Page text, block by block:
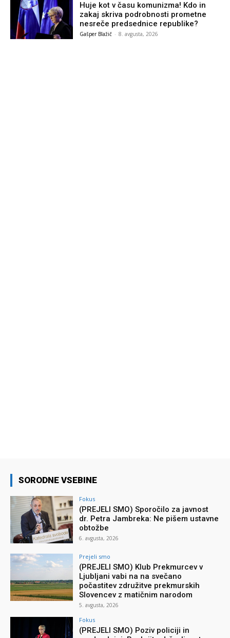
Huje kot v času komunizma! Kdo in
zakaj skriva podrobnosti prometne
nesreče predsednice republike?
Gašper Blažič - 8. avgusta, 2026
SORODNE VSEBINE
Fokus
(PREJELI SMO) Sporočilo za javnost
dr. Petra Jambreka: Ne pišem ustavne
obtožbe
6. avgusta, 2026
Prejeli smo
(PREJELI SMO) Klub Prekmurcev v
Ljubljani vabi na na svečano
počastitev združitve prekmurskih
Slovencev z matičnim narodom
5. avgusta, 2026
Fokus
(PREJELI SMO) Poziv policiji in